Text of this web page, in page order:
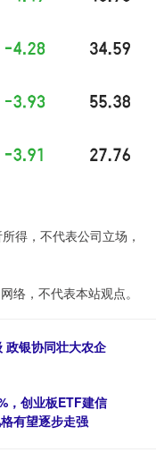
得，不代表公司立场，
络，不代表本站观点。
政银协同壮大农企
，创业板ETF建信
有望逐步走强